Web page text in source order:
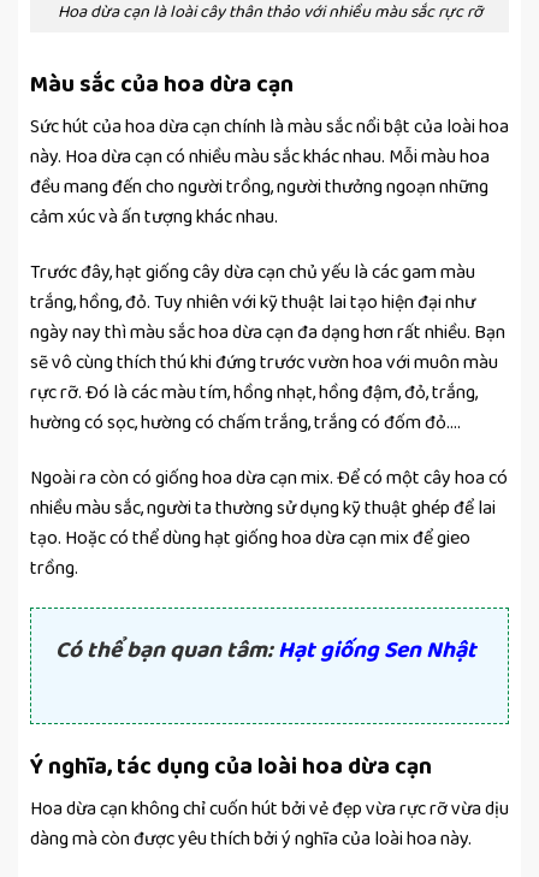
Hoa dừa cạn là loài cây thân thảo với nhiều màu sắc rực rỡ
Màu sắc của hoa dừa cạn
Sức hút của hoa dừa cạn chính là màu sắc nổi bật của loài hoa
này. Hoa dừa cạn có nhiều màu sắc khác nhau. Mỗi màu hoa
đều mang đến cho người trồng, người thưởng ngoạn những
cảm xúc và ấn tượng khác nhau.
Trước đây, hạt giống cây dừa cạn chủ yếu là các gam màu
trắng, hồng, đỏ. Tuy nhiên với kỹ thuật lai tạo hiện đại như
ngày nay thì màu sắc hoa dừa cạn đa dạng hơn rất nhiều. Bạn
sẽ vô cùng thích thú khi đứng trước vườn hoa với muôn màu
rực rỡ. Đó là các màu tím, hồng nhạt, hồng đậm, đỏ, trắng,
hường có sọc, hường có chấm trắng, trắng có đốm đỏ….
Ngoài ra còn có giống hoa dừa cạn mix. Để có một cây hoa có
nhiều màu sắc, người ta thường sử dụng kỹ thuật ghép để lai
tạo. Hoặc có thể dùng hạt giống hoa dừa cạn mix để gieo
trồng.
Có thể bạn quan tâm:Hạt giống Sen Nhật
Ý nghĩa, tác dụng của loài hoa dừa cạn
Hoa dừa cạn không chỉ cuốn hút bởi vẻ đẹp vừa rực rỡ vừa dịu
dàng mà còn được yêu thích bởi ý nghĩa của loài hoa này.